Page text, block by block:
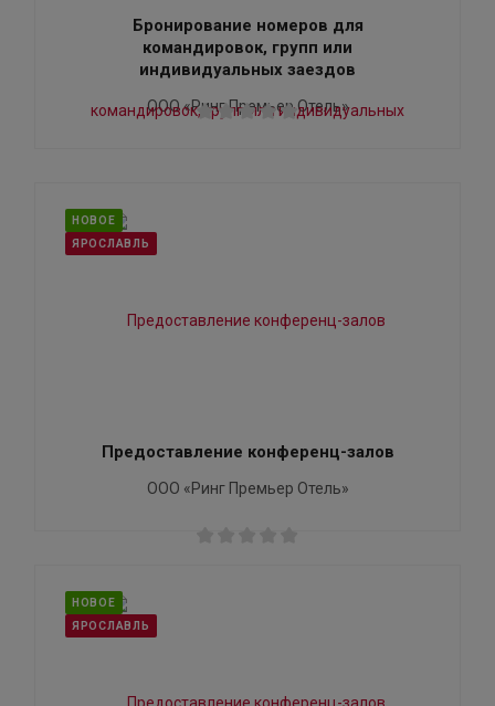
Бронирование номеров для
командировок, групп или
индивидуальных заездов
ООО «Ринг Премьер Отель»
НОВОЕ
ЯРОСЛАВЛЬ
Предоставление конференц-залов
ООО «Ринг Премьер Отель»
НОВОЕ
ЯРОСЛАВЛЬ